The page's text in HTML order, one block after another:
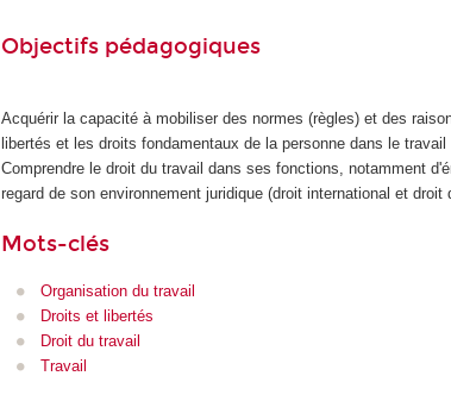
Objectifs pédagogiques
Acquérir la capacité à mobiliser des normes (règles) et des
libertés et les droits fondamentaux de la personne dans le travail
Comprendre le droit du travail dans ses fonctions, notamment
regard de son environnement juridique (droit international et
Mots-clés
Organisation du travail
Droits et libertés
Droit du travail
Travail